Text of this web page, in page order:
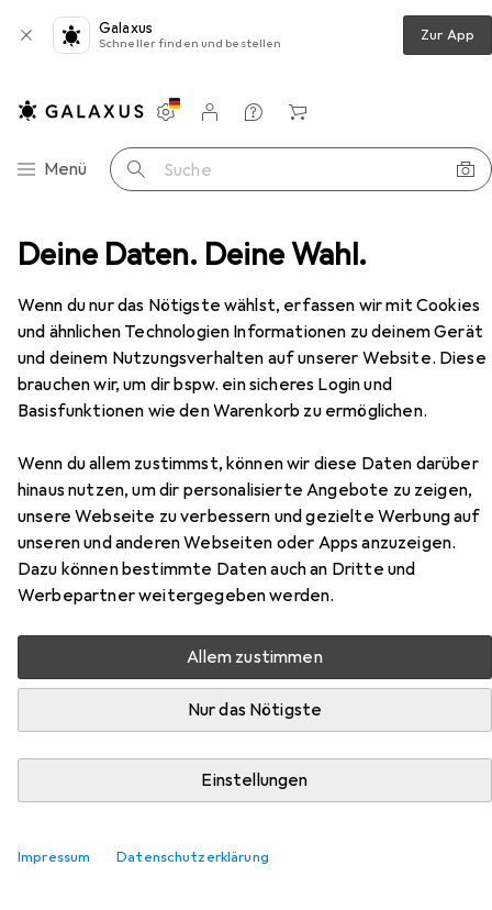
Deine Daten. Deine Wahl.
Wenn du nur das Nötigste wählst, erfassen wir mit Cookies
und ähnlichen Technologien Informationen zu deinem Gerät
und deinem Nutzungsverhalten auf unserer Website. Diese
brauchen wir, um dir bspw. ein sicheres Login und
Basisfunktionen wie den Warenkorb zu ermöglichen.
Wenn du allem zustimmst, können wir diese Daten darüber
hinaus nutzen, um dir personalisierte Angebote zu zeigen,
unsere Webseite zu verbessern und gezielte Werbung auf
unseren und anderen Webseiten oder Apps anzuzeigen.
Dazu können bestimmte Daten auch an Dritte und
Werbepartner weitergegeben werden.
Allem zustimmen
Nur das Nötigste
Einstellungen
Impressum Datenschutzerklärung
Galaxus
Schneller finden und bestellen Zur App
Navigation nach Kategorien
Menü Suche
Einstellungen
Kundenkonto
Vergleichslisten
Merklisten
Warenkorb
Akasa AK-CC7124EP01 Low Profile CPU-Kühler
EUR
41,90
AkasaAK-CC7124EP01 Low Profile
CPU-Kühler
23.50 mm
Zubehör für Akasa AK-
CC7124EP01 Low Profile CPU-
Kühler
Hier findest du passendes Zubehör zum Produkt Akasa
AK-CC7124EP01 Low Profile CPU-Kühler aus den
Kategorien Wärmeleitpaste und Wärmeleitpad.
Beliebt Wärmeleitpaste Wärmeleitpad Akasa
Relevanz